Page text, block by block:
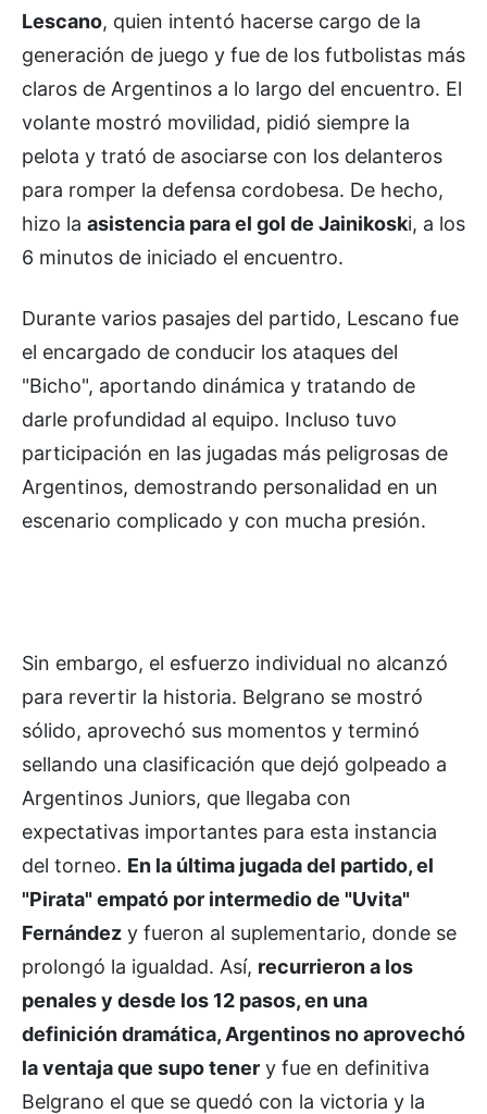
Lescano, quien intentó hacerse cargo de la
generación de juego y fue de los futbolistas más
claros de Argentinos a lo largo del encuentro. El
volante mostró movilidad, pidió siempre la
pelota y trató de asociarse con los delanteros
para romper la defensa cordobesa. De hecho,
hizo la asistencia para el gol de Jainikoski, a los
6 minutos de iniciado el encuentro.
Durante varios pasajes del partido, Lescano fue
el encargado de conducir los ataques del
"Bicho", aportando dinámica y tratando de
darle profundidad al equipo. Incluso tuvo
participación en las jugadas más peligrosas de
Argentinos, demostrando personalidad en un
escenario complicado y con mucha presión.
Sin embargo, el esfuerzo individual no alcanzó
para revertir la historia. Belgrano se mostró
sólido, aprovechó sus momentos y terminó
sellando una clasificación que dejó golpeado a
Argentinos Juniors, que llegaba con
expectativas importantes para esta instancia
del torneo. En la última jugada del partido, el
"Pirata" empató por intermedio de "Uvita"
Fernández y fueron al suplementario, donde se
prolongó la igualdad. Así, recurrieron a los
penales y desde los 12 pasos, en una
definición dramática, Argentinos no aprovechó
la ventaja que supo tener y fue en definitiva
Belgrano el que se quedó con la victoria y la